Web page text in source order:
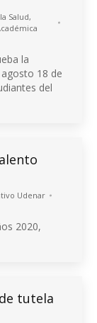
Salud,
la
18 de
del
Udenar
2020,
tutela